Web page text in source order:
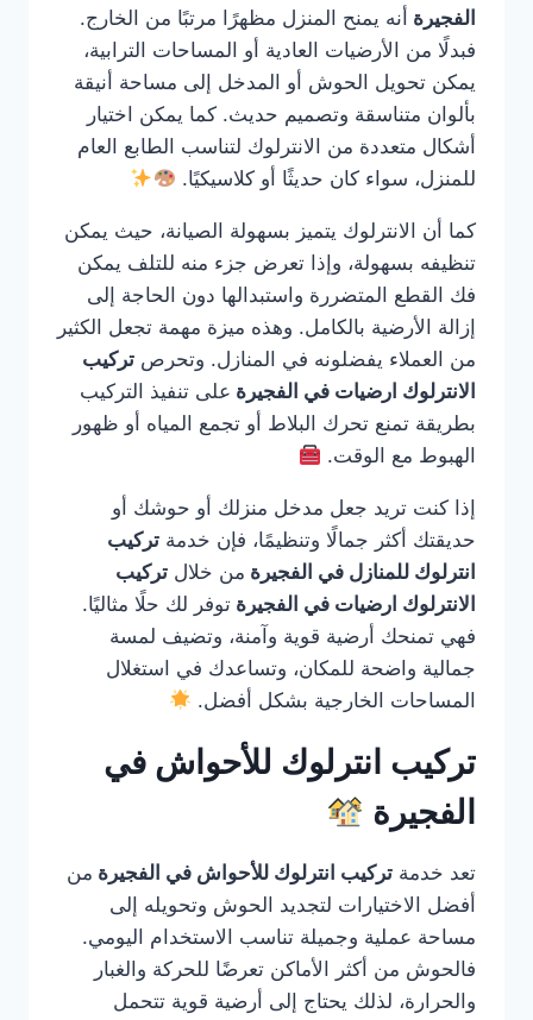
الفجيرة أنه يمنح المنزل مظهرًا مرتبًا من الخارج.
فبدلًا من الأرضيات العادية أو المساحات الترابية،
يمكن تحويل الحوش أو المدخل إلى مساحة أنيقة
بألوان متناسقة وتصميم حديث. كما يمكن اختيار
أشكال متعددة من الانترلوك لتناسب الطابع العام
للمنزل، سواء كان حديثًا أو كلاسيكيًا.
كما أن الانترلوك يتميز بسهولة الصيانة، حيث يمكن
تنظيفه بسهولة، وإذا تعرض جزء منه للتلف يمكن
فك القطع المتضررة واستبدالها دون الحاجة إلى
إزالة الأرضية بالكامل. وهذه ميزة مهمة تجعل الكثير
من العملاء يفضلونه في المنازل. وتحرص تركيب
الانترلوك ارضيات في الفجيرة على تنفيذ التركيب
بطريقة تمنع تحرك البلاط أو تجمع المياه أو ظهور
الهبوط مع الوقت.
إذا كنت تريد جعل مدخل منزلك أو حوشك أو
حديقتك أكثر جمالًا وتنظيمًا، فإن خدمة تركيب
انترلوك للمنازل في الفجيرة من خلال تركيب
الانترلوك ارضيات في الفجيرة توفر لك حلًا مثاليًا.
فهي تمنحك أرضية قوية وآمنة، وتضيف لمسة
جمالية واضحة للمكان، وتساعدك في استغلال
المساحات الخارجية بشكل أفضل.
تركيب انترلوك للأحواش في
الفجيرة
تعد خدمة تركيب انترلوك للأحواش في الفجيرة من
أفضل الاختيارات لتجديد الحوش وتحويله إلى
مساحة عملية وجميلة تناسب الاستخدام اليومي.
فالحوش من أكثر الأماكن تعرضًا للحركة والغبار
والحرارة، لذلك يحتاج إلى أرضية قوية تتحمل